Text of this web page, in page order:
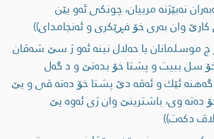
نه‌بێژنه‌ مرییان، چونكی ئه‌و یێن
وان به‌ری خۆ فڕێكری و ئه‌نجامدای))
چ موسلمانان یا حه‌لال نینه‌ ئه‌و ژ سێ شه‌ڤان
خۆ سل ببيت و پشتا خۆ بده‌تێ و د گه‌ل
ئێك و ئه‌ڤه‌ دێ پشتا خۆ ده‌ته‌ ڤی و یێ
وی، باشترینێ وان ژی ئه‌وه‌ یێ
دكه‌ت))